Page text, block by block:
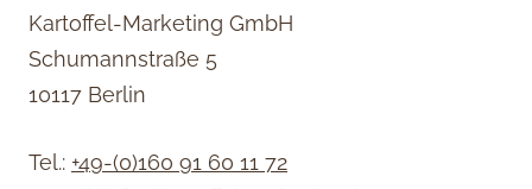
Kartoffel-Marketing GmbH
Schumannstraße 5
10117 Berlin
Tel.: +49-(0)160 91 60 11 72